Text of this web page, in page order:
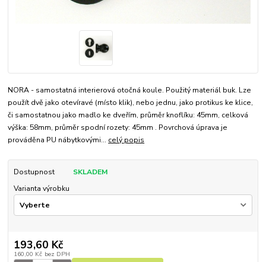
NORA - samostatná interierová otočná koule. Použitý materiál buk. Lze
použít dvě jako otevíravé (místo klik), nebo jednu, jako protikus ke klice,
či samostatnou jako madlo ke dveřím, průměr knoflíku: 45mm, celková
výška: 58mm, průměr spodní rozety: 45mm . Povrchová úprava je
prováděna PU nábytkovými... celý popis
Dostupnost
SKLADEM
Varianta výrobku
193,60 Kč
160,00 Kč bez DPH